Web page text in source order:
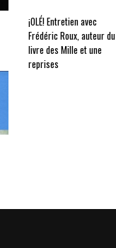
¡OLÉ! Entretien avec
Frédéric Roux, auteur du
livre des Mille et une
reprises